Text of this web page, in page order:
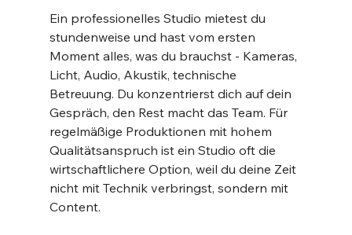
Ein professionelles Studio mietest du
stundenweise und hast vom ersten
Moment alles, was du brauchst - Kameras,
Licht, Audio, Akustik, technische
Betreuung. Du konzentrierst dich auf dein
Gespräch, den Rest macht das Team. Für
regelmäßige Produktionen mit hohem
Qualitätsanspruch ist ein Studio oft die
wirtschaftlichere Option, weil du deine Zeit
nicht mit Technik verbringst, sondern mit
Content.